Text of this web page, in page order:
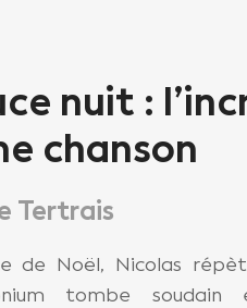
nuit :
chanson
Tertrais
de Noël, Nicolas
tombe